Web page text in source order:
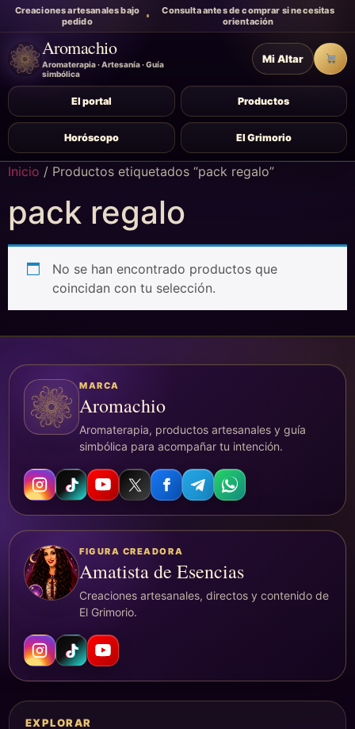
Creaciones artesanales bajo
pedido
Consulta antes de comprar si necesitas
orientación
Aromachio
Aromaterapia · Artesanía · Guía
simbólica
El portal Productos
Horóscopo El Grimorio
Mi Altar
Inicio / Productos etiquetados “pack regalo”
pack regalo
No se han encontrado productos que
coincidan con tu selección.
MARCA
Aromachio
Aromaterapia, productos artesanales y guía
simbólica para acompañar tu intención.
FIGURA CREADORA
Amatista de Esencias
Creaciones artesanales, directos y contenido de
El Grimorio.
EXPLORAR